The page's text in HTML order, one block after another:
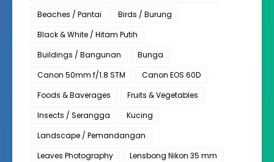
Beaches / Pantai
Birds / Burung
Black & White / Hitam Putih
Buildings / Bangunan
Bunga
Canon 50mm f/1.8 STM
Canon EOS 60D
Foods & Baverages
Fruits & Vegetables
Insects / Serangga
Kucing
Landscape / Pemandangan
Leaves Photography
Lensbong Nikon 35 mm